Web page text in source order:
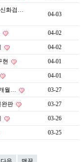
신화검…
04-03
04-02
04-02
현 04-01
04-01
월… 03-27
완판 03-27
03-26
03-25